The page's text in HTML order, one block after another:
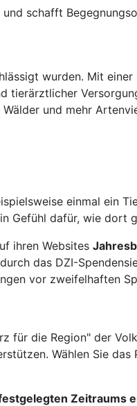
schafft
wurden. Mit einer
tierärztlicher
und mehr
einmal ein
Gefühl dafür, wie dort
ihren Websites
durch das DZI-
vor zweifelhaften
die Region" der
Wählen Sie
Zeitraums